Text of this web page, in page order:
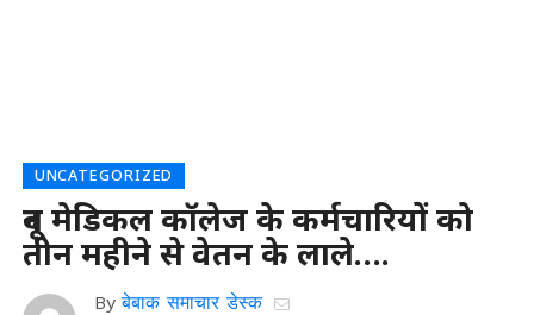
UNCATEGORIZED
दून मेडिकल कॉलेज के कर्मचारियों को
तीन महीने से वेतन के लाले….
By बेबाक समाचार डेस्क